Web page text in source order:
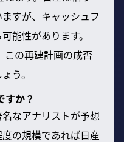
すが、キャッシュフ
能性があります。
の再建計画の成否
う。
すか？
なアナリストが予想
の規模であれば日産